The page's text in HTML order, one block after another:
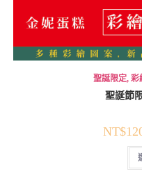
聖誕限定, 彩
聖誕節
NT$